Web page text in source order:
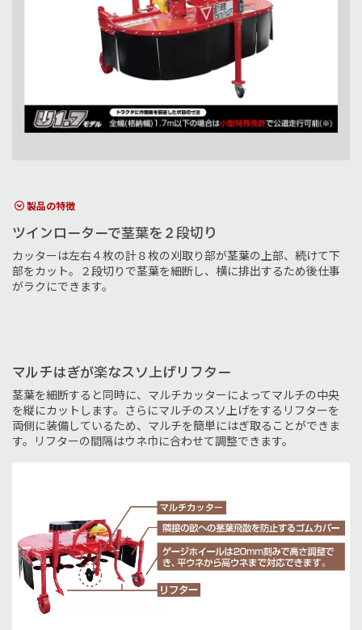
製品の特徴
ツインローターで茎葉を２段切り
カッターは左右４枚の計８枚の刈取り部が茎葉の上部、続けて下
部をカット。２段切りで茎葉を細断し、横に排出するため後仕事
がラクにできます。
マルチはぎが楽なスソ上げリフター
茎葉を細断すると同時に、マルチカッターによってマルチの中央
を縦にカットします。さらにマルチのスソ上げをするリフターを
両側に装備しているため、マルチを簡単にはぎ取ることができま
す。リフターの間隔はウネ巾に合わせて調整できます。